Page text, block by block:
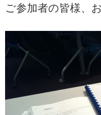
ご参加者の皆様、